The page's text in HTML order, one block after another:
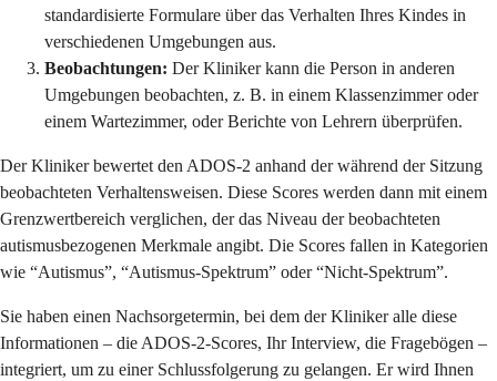
standardisierte Formulare über das Verhalten Ihres Kindes in
verschiedenen Umgebungen aus.
Beobachtungen: Der Kliniker kann die Person in anderen
Umgebungen beobachten, z. B. in einem Klassenzimmer oder
einem Wartezimmer, oder Berichte von Lehrern überprüfen.
Der Kliniker bewertet den ADOS-2 anhand der während der Sitzung
beobachteten Verhaltensweisen. Diese Scores werden dann mit einem
Grenzwertbereich verglichen, der das Niveau der beobachteten
autismusbezogenen Merkmale angibt. Die Scores fallen in Kategorien
wie “Autismus”, “Autismus-Spektrum” oder “Nicht-Spektrum”.
Sie haben einen Nachsorgetermin, bei dem der Kliniker alle diese
Informationen – die ADOS-2-Scores, Ihr Interview, die Fragebögen –
integriert, um zu einer Schlussfolgerung zu gelangen. Er wird Ihnen